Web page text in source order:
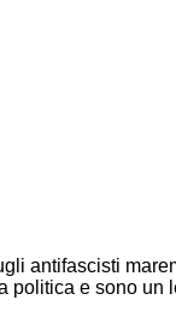
antifascisti
politica e sono un